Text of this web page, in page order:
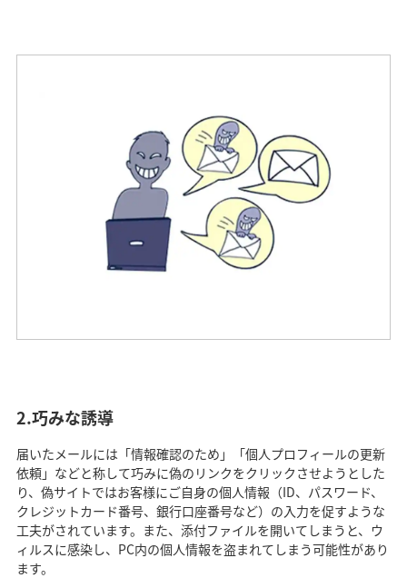
2.巧みな誘導
届いたメールには「情報確認のため」「個人プロフィールの更新
依頼」などと称して巧みに偽のリンクをクリックさせようとした
り、偽サイトではお客様にご自身の個人情報（ID、パスワード、
クレジットカード番号、銀行口座番号など）の入力を促すような
工夫がされています。また、添付ファイルを開いてしまうと、ウ
ィルスに感染し、PC内の個人情報を盗まれてしまう可能性があり
ます。